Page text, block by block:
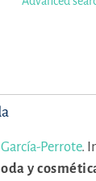
Perrote.
y